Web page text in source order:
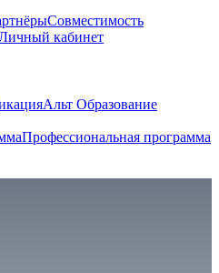
Совместимость
кабинет
Альт Образование
Профессиональная программа